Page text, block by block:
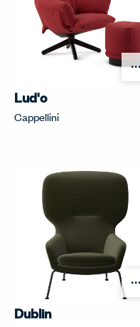
Lud'o
Cappellini
Dublin